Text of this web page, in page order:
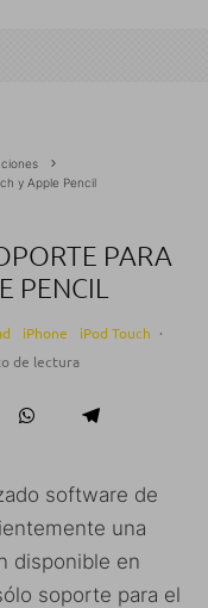
y Apple Pencil
PARA
PENCIL
iPhone iPod Touch ·
de lectura
software de
una
disponible en
soporte para el